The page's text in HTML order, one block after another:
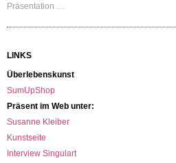
Präsentation …
LINKS
Überlebenskunst
SumUpShop
Präsent im Web unter:
Susanne Kleiber
Kunstseite
Interview Singulart